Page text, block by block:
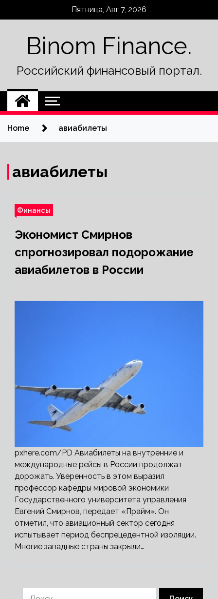
Пятница, Авг 7, 2026
Binom Finance.
Российский финансовый портал.
Home авиабилеты
авиабилеты
Финансы
Экономист Смирнов
спрогнозировал подорожание
авиабилетов в России
pxhere.com/PD Авиабилеты на внутренние и
международные рейсы в России продолжат
дорожать. Уверенность в этом выразил
профессор кафедры мировой экономики
Государственного университета управления
Евгений Смирнов, передает «Прайм». Он
отметил, что авиационный сектор сегодня
испытывает период беспрецедентной изоляции.
Многие западные страны закрыли…